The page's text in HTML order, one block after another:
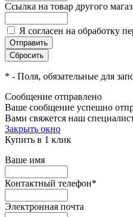
Ссылка на товар другого
Я согласен на обработку
* - Поля, обязательные для
Сообщение отправлено
Ваше сообщение успешно
Вами свяжется наш
Закрыть окно
Купить в 1 клик
Ваше имя
Контактный телефон*
Электронная почта